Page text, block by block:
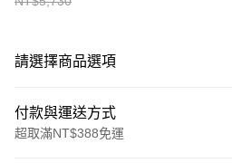
請選擇商品選項
付款與運送方式
超取滿NT$388免運